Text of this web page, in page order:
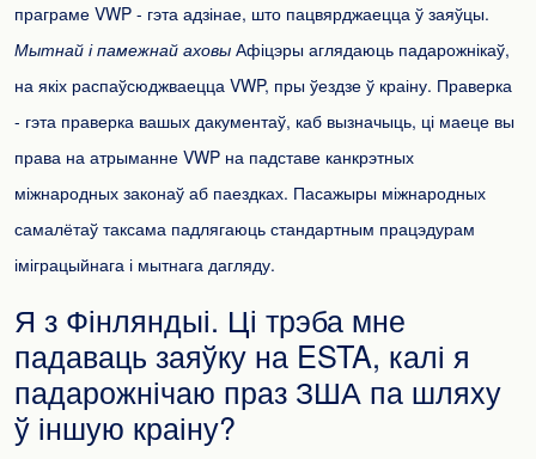
праграме VWP - гэта адзінае, што пацвярджаецца ў заяўцы.
Мытнай і памежнай аховы Афіцэры аглядаюць падарожнікаў,
на якіх распаўсюджваецца VWP, пры ўездзе ў краіну. Праверка
- гэта праверка вашых дакументаў, каб вызначыць, ці маеце вы
права на атрыманне VWP на падставе канкрэтных
міжнародных законаў аб паездках. Пасажыры міжнародных
самалётаў таксама падлягаюць стандартным працэдурам
іміграцыйнага і мытнага дагляду.
Я з Фінляндыі. Ці трэба мне
падаваць заяўку на ESTA, калі я
падарожнічаю праз ЗША па шляху
ў іншую краіну?